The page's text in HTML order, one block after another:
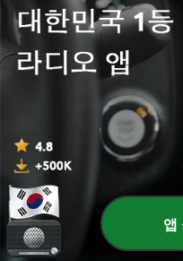
真誠presents 大久保佳代
子・森本晋太郎のどうぞご
自由に
앱